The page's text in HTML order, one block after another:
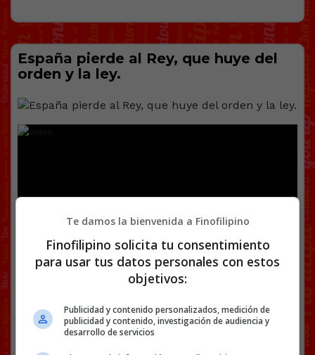
España pierde al Rey, que huye del
orden y la ley.
Te damos la bienvenida a Finofilipino
Finofilipino solicita tu consentimiento
para usar tus datos personales con estos
objetivos:
Publicidad y contenido personalizados, medición de
publicidad y contenido, investigación de audiencia y
desarrollo de servicios